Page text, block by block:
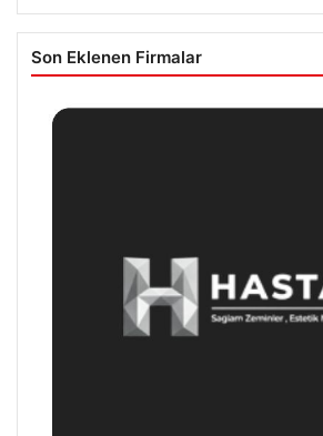
Son Eklenen Firmalar